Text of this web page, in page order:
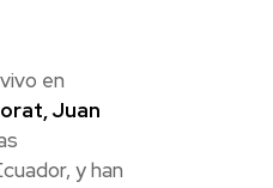
en
Juan
y han